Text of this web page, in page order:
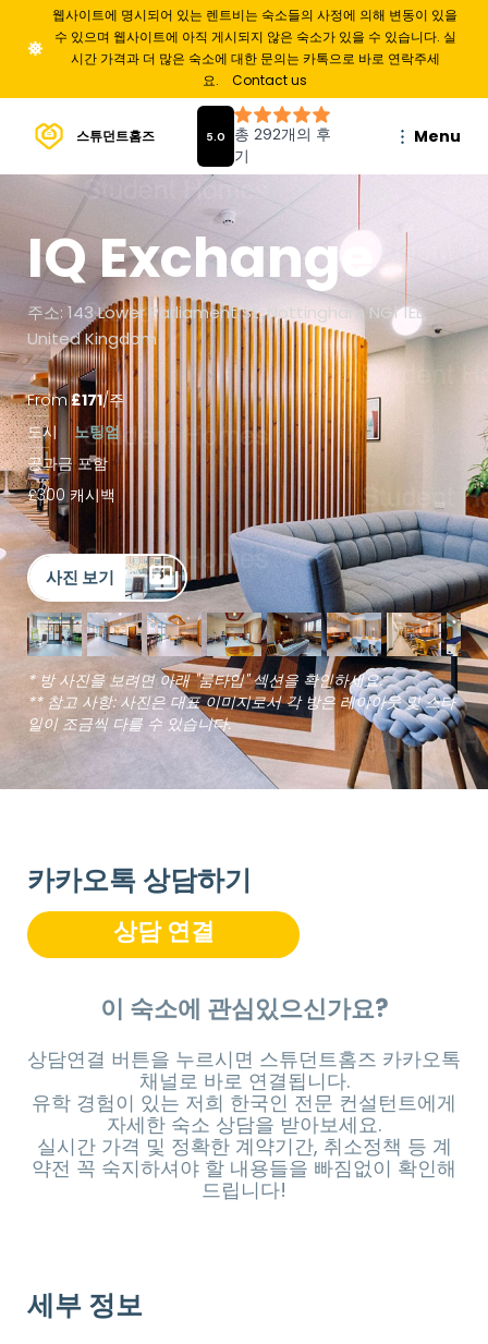
웹사이트에 명시되어 있는 렌트비는 숙소들의 사정에 의해 변동이 있을
수 있으며 웹사이트에 아직 게시되지 않은 숙소가 있을 수 있습니다. 실
시간 가격과 더 많은 숙소에 대한 문의는 카톡으로 바로 연락주세
요.
Contact us
스튜던트홈즈 Menu
IQ Exchange
주소: 143 Lower Parliament St, Nottingham NG1 1EE,
United Kingdom
From £171/주
도시
노팅엄
공과금 포함
£300 캐시백
사진 보기
* 방 사진을 보려면 아래 "룸타입" 섹션을 확인하세요.
** 참고 사항: 사진은 대표 이미지로서 각 방은 레이아웃 및 스타
일이 조금씩 다를 수 있습니다.
카카오톡 상담하기
상담 연결
이 숙소에 관심있으신가요?
상담연결 버튼을 누르시면 스튜던트홈즈 카카오톡
채널로 바로 연결됩니다.
유학 경험이 있는 저희 한국인 전문 컨설턴트에게
자세한 숙소 상담을 받아보세요.
실시간 가격 및 정확한 계약기간, 취소정책 등 계
약전 꼭 숙지하셔야 할 내용들을 빠짐없이 확인해
드립니다!
세부 정보